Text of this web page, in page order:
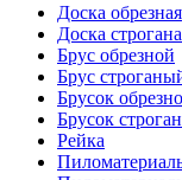
Доска обрезная
Доска
Брус обрезной
Брус
Брусок
Брусок
Рейка